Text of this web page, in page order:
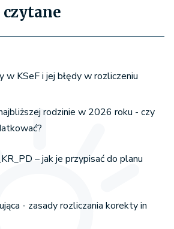
w KSeF i jej błędy w rozliczeniu
rodzinie w 2026 roku - czy
– jak je przypisać do planu
- zasady rozliczania korekty in